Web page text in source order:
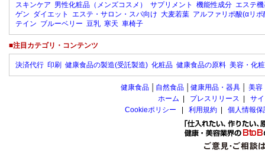
スキンケア 男性化粧品（メンズコスメ） サプリメント 機能性成分 エステ
ゲン ダイエット エステ・サロン・スパ向け 大麦若葉 アルファリポ酸(αリポ
テイン ブルーベリー 豆乳 寒天 車椅子
■注目カテゴリ・コンテンツ
決済代行 印刷 健康食品の製造(受託製造) 化粧品 健康食品の原料 美容・化
健康食品 自然食品 健康用品・器具 美容
ホーム
プレスリリース
サ
Cookieポリシー
利用規約 個人情報